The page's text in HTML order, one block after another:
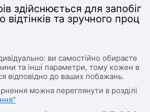
здійснюється для запобіг
та зручного проц
ви самостійно обираєте
та інші параметри, тому кожен в
відповідно до ваших побажань.
можна переглянути в розділі